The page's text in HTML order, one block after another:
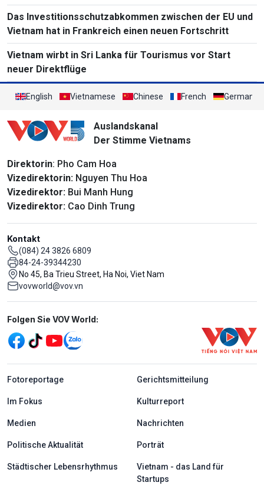
Massenvernichtungswaffen
Das Investitionsschutzabkommen zwischen der EU und
Vietnam hat in Frankreich einen neuen Fortschritt
Vietnam wirbt in Sri Lanka für Tourismus vor Start
neuer Direktflüge
English Vietnamese Chinese French German
Auslandskanal
Der Stimme Vietnams
Direktorin: Pho Cam Hoa
Vizedirektorin: Nguyen Thu Hoa
Vizedirektor: Bui Manh Hung
Vizedirektor: Cao Dinh Trung
Kontakt
(084) 24 3826 6809
84-24-39344230
No 45, Ba Trieu Street, Ha Noi, Viet Nam
vovworld@vov.vn
Mạng xã hội
Folgen Sie VOV World:
menu footer tiếng Đức
Fotoreportage Gerichtsmitteilung
Im Fokus Kulturreport
Medien Nachrichten
Politische Aktualität Porträt
Städtischer Lebensrhythmus
Vietnam - das Land für
Startups